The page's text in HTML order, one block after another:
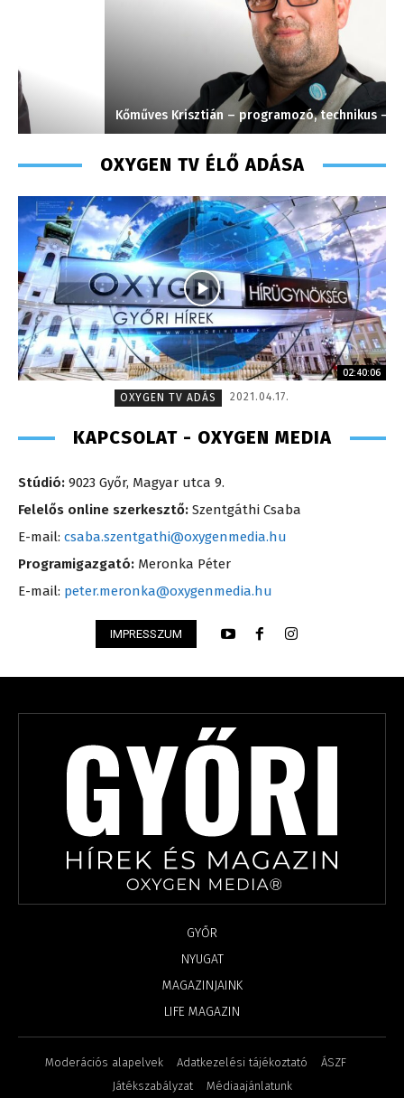
Kőműves Krisztián – programozó, technikus – 2013
OXYGEN TV ÉLŐ ADÁSA
02:40:06
OXYGEN TV ADÁS
2021.04.17.
KAPCSOLAT - OXYGEN MEDIA
Stúdió: 9023 Győr, Magyar utca 9.
Felelős online szerkesztő: Szentgáthi Csaba
E-mail: csaba.szentgathi@oxygenmedia.hu
Programigazgató: Meronka Péter
E-mail: peter.meronka@oxygenmedia.hu
IMPRESSZUM
GYŐR
NYUGAT
MAGAZINJAINK
LIFE MAGAZIN
Moderációs alapelvek Adatkezelési tájékoztató
ÁSZF
Játékszabályzat
Médiaajánlatunk